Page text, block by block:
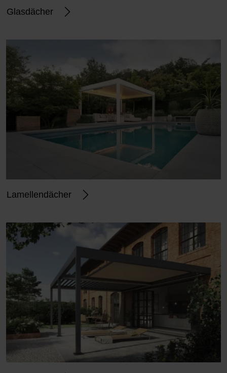
Glasdächer
Lamellendächer